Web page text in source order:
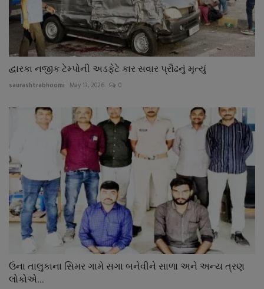
દ્વારકા નજીક ટેમ્પોની અડફેટે કાર સવાર પ્રૌઢનું મૃત્યું
saurashtrabhoomi May 13, 2026 0
ઉના તાલુકાના સિમર ગામે સગા બનેવીને સાળા અને અન્ય ત્રણ
લોકોએ...